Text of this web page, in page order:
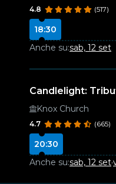
4.8 (517)
18:30
Anche su:sab, 12 set
Candlelight:
Knox Church
4.7 (665)
20:30
Anche su:sab, 12 set·